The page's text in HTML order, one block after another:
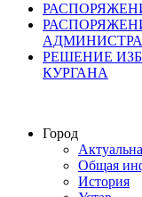
РЕШЕНИЕ
КУРГАНА
Город
Общая
История